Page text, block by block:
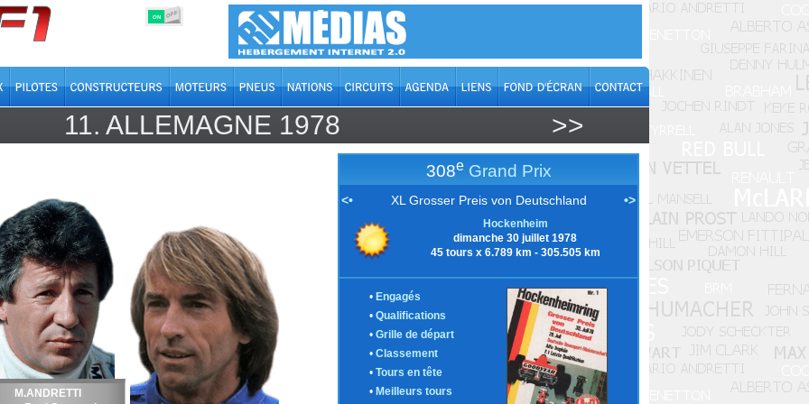
ON OFF
11. ALLEMAGNE 1978 >>
M.ANDRETTI
308e Grand Prix
<• XL Grosser Preis von Deutschland •>
Hockenheim
dimanche 30 juillet 1978
45 tours x 6.789 km - 305.505 km
• Engagés
• Qualifications
• Grille de départ
• Classement
• Tours en tête
• Meilleurs tours